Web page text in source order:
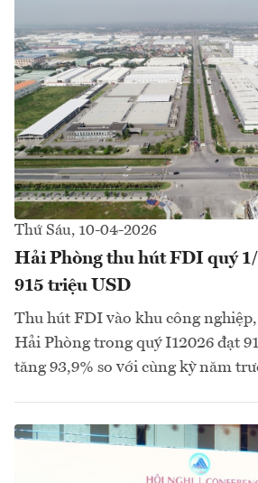
Thứ Sáu, 10-04-2026
Hải Phòng thu hút FDI quý
915 triệu USD
Thu hút FDI vào khu công
Hải Phòng trong quý I12026 đạt
tăng 93,9% so với cùng kỳ năm